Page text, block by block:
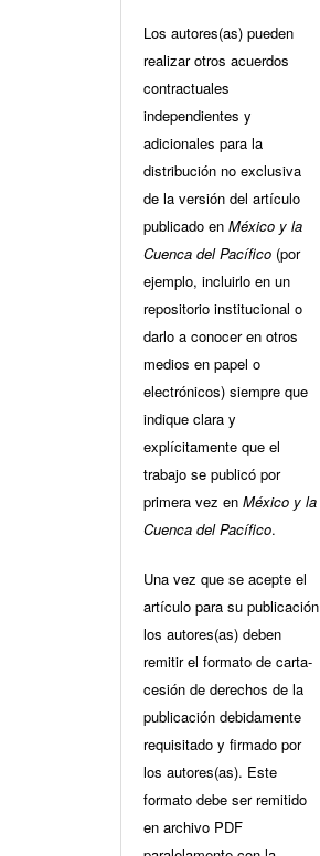
Los autores(as) pueden
realizar otros acuerdos
contractuales
independientes y
adicionales para la
distribución no exclusiva
de la versión del artículo
publicado en México y la
Cuenca del Pacífico (por
ejemplo, incluirlo en un
repositorio institucional o
darlo a conocer en otros
medios en papel o
electrónicos) siempre que
indique clara y
explícitamente que el
trabajo se publicó por
primera vez en México y la
Cuenca del Pacífico.
Una vez que se acepte el
artículo para su publicación
los autores(as) deben
remitir el formato de carta-
cesión de derechos de la
publicación debidamente
requisitado y firmado por
los autores(as). Este
formato debe ser remitido
en archivo PDF